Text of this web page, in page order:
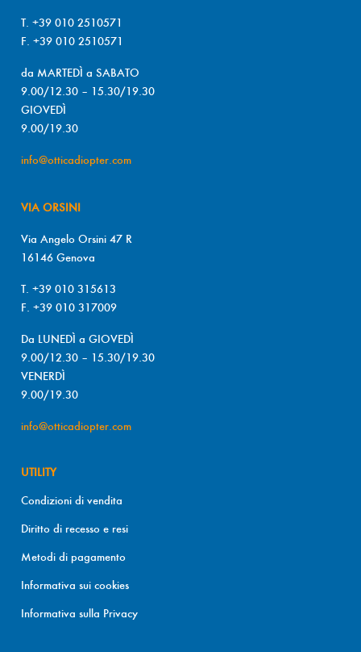
T. +39 010 2510571
F. +39 010 2510571
da MARTEDÌ a SABATO
9.00/12.30 – 15.30/19.30
GIOVEDÌ
9.00/19.30
info@otticadiopter.com
VIA ORSINI
Via Angelo Orsini 47 R
16146 Genova
T. +39 010 315613
F. +39 010 317009
Da LUNEDÌ a GIOVEDÌ
9.00/12.30 – 15.30/19.30
VENERDÌ
9.00/19.30
info@otticadiopter.com
UTILITY
Condizioni di vendita
Diritto di recesso e resi
Metodi di pagamento
Informativa sui cookies
Informativa sulla Privacy